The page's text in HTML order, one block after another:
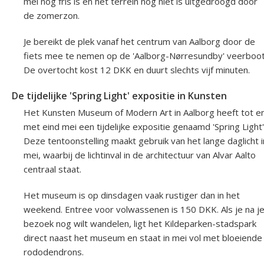
de zomerzon.
Je bereikt de plek vanaf het centrum van Aalborg door de
fiets mee te nemen op de 'Aalborg-Nørresundby'
De overtocht kost 12 DKK en duurt slechts vijf minuten.
De tijdelijke 'Spring Light' expositie in Kunsten
Het Kunsten Museum of Modern Art in Aalborg heeft tot
met eind mei een tijdelijke expositie genaamd 'Spring
Deze tentoonstelling maakt gebruik van het lange daglicht
mei, waarbij de lichtinval in de architectuur van Alvar Aalto
centraal staat.
Het museum is op dinsdagen vaak rustiger dan in het
weekend. Entree voor volwassenen is 150 DKK. Als je na je
bezoek nog wilt wandelen, ligt het Kildeparken-stadspark
direct naast het museum en staat in mei vol met bloeiende
rododendrons.